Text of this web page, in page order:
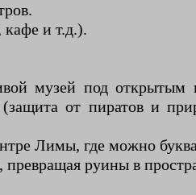
и т.д.).
музей под открытым
от пиратов и
Лимы, где можно
руины в